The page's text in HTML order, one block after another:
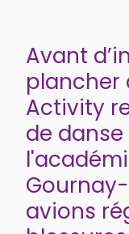
Avant
plancher
Activity
de
avions